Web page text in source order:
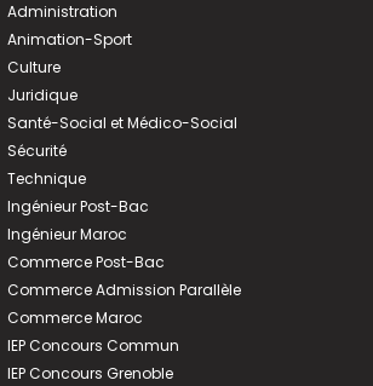
Administration
Animation-Sport
Culture
Juridique
Santé-Social et Médico-Social
Sécurité
Technique
Ingénieur Post-Bac
Ingénieur Maroc
Commerce Post-Bac
Commerce Admission Parallèle
Commerce Maroc
IEP Concours Commun
IEP Concours Grenoble